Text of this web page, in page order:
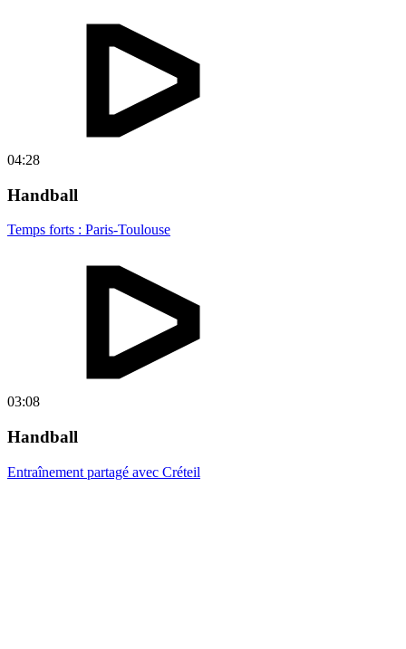
04:28
Handball
Temps forts : Paris-Toulouse
03:08
Handball
Entraînement partagé avec Créteil